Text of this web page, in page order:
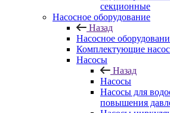
секционные
Насосное оборудование
Назад
Насосное
Комплектующие
Насосы
Назад
Насосы
Насосы для
повышения